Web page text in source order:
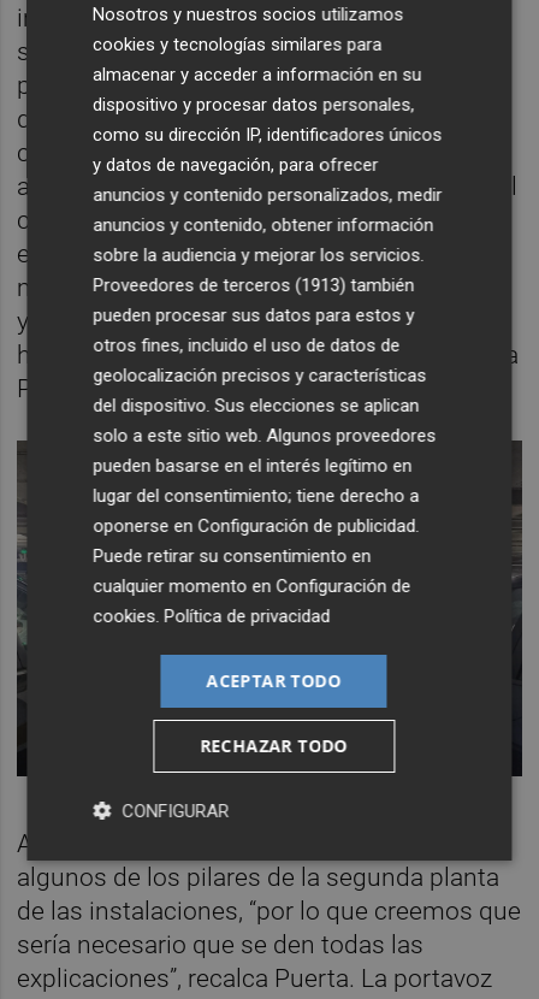
implicaciones que podía tener sobre la
seguridad de la instalación. “La
preocupación no nace ahora. Ya advertimos
de la necesidad de máxima claridad sobre
cualquier actuación relacionada con este
aparcamiento. Hoy esa inquietud aumenta al
comprobar que existen plazas inutilizadas,
en una zona utilizada además por los
mercaderes para estacionar sus furgonetas,
y que nadie desde el gobierno municipal
haya comentado los motivos”, añade Patricia
Puerta.
A ello se une la presencia de grietas en
algunos de los pilares de la segunda planta
de las instalaciones, “por lo que creemos que
sería necesario que se den todas las
explicaciones”, recalca Puerta. La portavoz
Nosotros y nuestros socios utilizamos
cookies y tecnologías similares para
almacenar y acceder a información en su
dispositivo y procesar datos personales,
como su dirección IP, identificadores únicos
y datos de navegación, para ofrecer
anuncios y contenido personalizados, medir
anuncios y contenido, obtener información
sobre la audiencia y mejorar los servicios.
Proveedores de terceros (1913) también
pueden procesar sus datos para estos y
otros fines, incluido el uso de datos de
geolocalización precisos y características
del dispositivo. Sus elecciones se aplican
solo a este sitio web. Algunos proveedores
pueden basarse en el interés legítimo en
lugar del consentimiento; tiene derecho a
oponerse enConfiguración de publicidad
Puede retirar su consentimiento en
cualquier momento enConfiguración de
cookies .Política de privacidad
ACEPTAR TODO
RECHAZAR TODO
CONFIGURAR